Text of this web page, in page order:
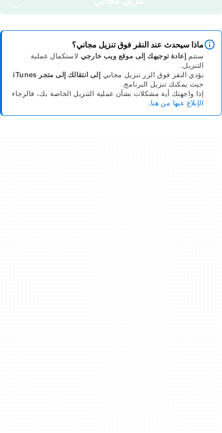
ماذا سيحدث عند النقر فوق تنزيل مجاني؟
ستتم إعادة توجيهك إلى موقع ويب خارجي لاستكمال عملية
التنزيل.
يؤدي النقر فوق الزر تنزيل مجاني إلى انتقالك إلى متجر iTunes
حيث يمكنك تنزيل البرنامج.
إذا واجهتك أية مشكلات بشأن عملية التنزيل الخاصة بك، فالرجاء
الإبلاغ عنها من هنا.